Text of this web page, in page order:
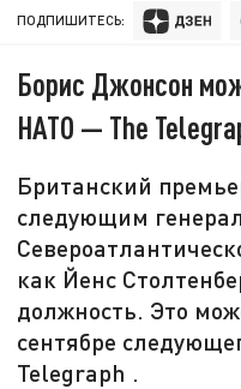
ПОДПИШИТЕСЬ:
Борис Джонсон
НАТО — The
Британский
следующим
как Йенс
должность. Это
сентябре
Telegraph .